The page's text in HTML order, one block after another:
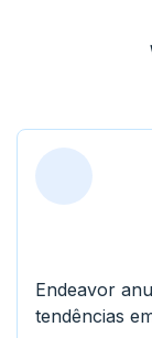
Endeavor
tendências